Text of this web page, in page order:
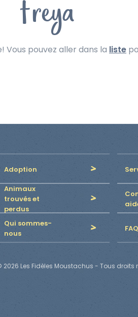
Freya
Vous pouvez aller dans la liste
Adoption
Animaux
trouvés et
perdus
Qui sommes-
nous
FAQ
2026 Les Fidèles Moustachus - Tous droits